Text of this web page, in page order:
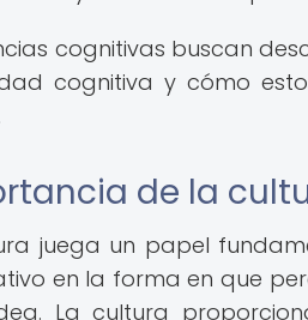
cognitivas buscan
cognitiva y cómo
de la
juega un papel
en la forma en que
La cultura